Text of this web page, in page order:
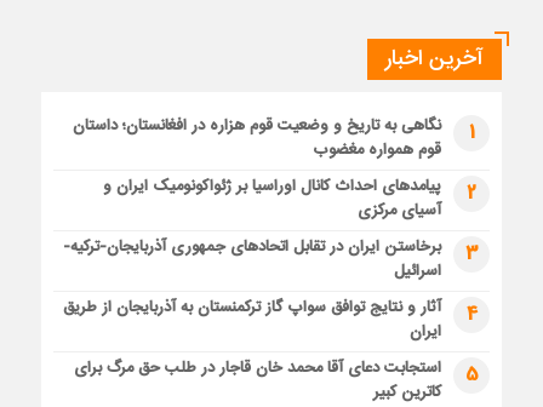
آخرین اخبار
1
نگاهی به تاریخ و وضعیت قوم هزاره در افغانستان؛ داستان
قوم همواره مغضوب
2
پیامدهای احداث کانال اوراسیا بر ژئواکونومیک ایران و
آسیای مرکزی
3
برخاستن ایران در تقابل اتحادهای جمهوری آذربایجان-ترکیه-
اسرائیل
4
آثار و نتایج توافق سواپ گاز ترکمنستان به آذربایجان از طریق
ایران
5
استجابت دعای آقا محمد خان قاجار در طلب حق مرگ برای
کاترین کبیر